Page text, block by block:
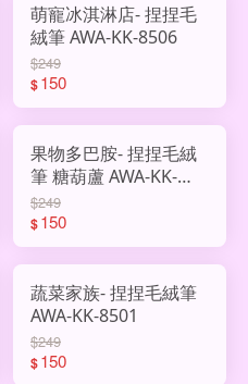
萌寵冰淇淋店- 捏捏毛
絨筆 AWA-KK-8506
$249
$150
果物多巴胺- 捏捏毛絨
筆 糖葫蘆 AWA-KK-
8504
$249
$150
蔬菜家族- 捏捏毛絨筆
AWA-KK-8501
$249
$150